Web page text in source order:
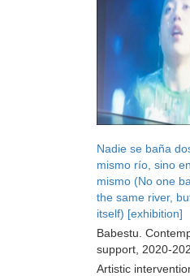
Nadie se baña
mismo río, sino
mismo (No one
the same river,
itself) [exhibition]
Babestu.
support, 2020-
Artistic